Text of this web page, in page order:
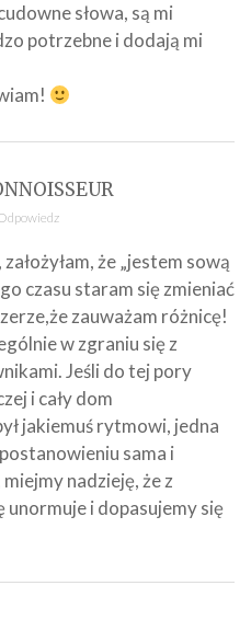
słowa, są mi
potrzebne i dodają mi
że „jestem sową
czasu staram się zmieniać
zauważam różnicę!
w zgraniu się z
Jeśli do tej pory
i cały dom
jakiemuś rytmowi, jedna
sama i
nadzieję, że z
unormuje i dopasujemy się